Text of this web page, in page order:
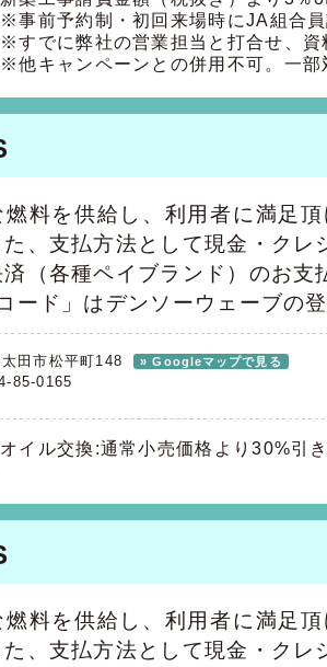
※事前予約制・初回来場時にJA組合
※すでに弊社の営業担当と打合せ、
※他キャンペーンとの併用不可。一
燃料を供給し、利用者に満足
た、支払方法として現金・ク
済（各種ペイブランド）のお支
ード」はデンソーウェーブの
田市松平町148 » Googleマップで見る
85-0165
オイル交換:通常小売価格より30%引
燃料を供給し、利用者に満足
た、支払方法として現金・ク